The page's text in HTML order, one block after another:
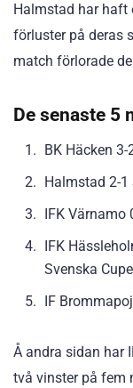
Halmstad har haft
förluster på deras
match förlorade
De senaste 5
BK Häcken
Halmstad 2-
IFK
IFK
Svenska
IF
Å andra sidan har
två vinster på fem